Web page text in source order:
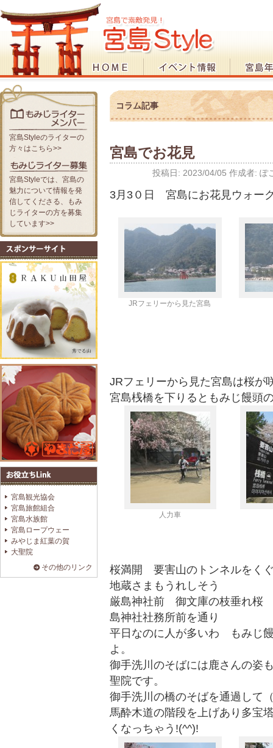
コラム記事
宮島でお花見
投稿日: 2023/04/05 作成者: ぽ
3月3０日 宮島にお花見ウォー
JRフェリーから見た宮島
JRフェリーから見た宮島は桜
宮島桟橋を下りるともみじ饅頭
人力車
桜満開 要害山のトンネルをく
地蔵さまもうれしそう
厳島神社前 御文庫の枝垂れ桜
島神社社務所前を通り
平日なのに人が多いわ もみじ
よ。
御手洗川のそばには鹿さんの
聖院です。
御手洗川の橋のそばを通過し
馬酔木道の階段を上げあり多宝
くなっちゃう!(^^)!
宮島Styleのライターの
方々はこちら>>
宮島Styleでは、宮島の
魅力について情報を発
信してくださる、もみ
じライターの方を募集
しています>>
宮島観光協会
宮島旅館組合
宮島水族館
宮島ロープウェー
みやじま紅葉の賀
大聖院
その他のリンク